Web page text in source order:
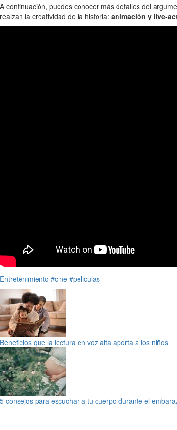
A continuación, puedes conocer más detalles del
realzan la creatividad de la historia: animación y live-
Entretenimiento #cine #peliculas
Beneficios que la lectura en voz alta aporta a los niños
5 consejos para escuchar a tu cuerpo durante el